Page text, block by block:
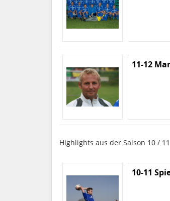
11-12
Highlights aus der Saison 10 / 11
10-11